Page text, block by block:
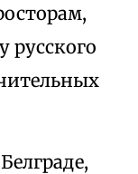
русского